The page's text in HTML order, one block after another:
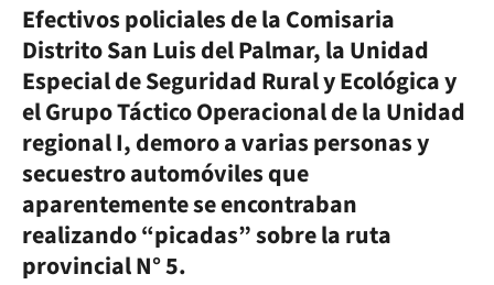
Efectivos policiales de la Comisaria
Distrito San Luis del Palmar, la Unidad
Especial de Seguridad Rural y Ecológica y
el Grupo Táctico Operacional de la Unidad
regional I, demoro a varias personas y
secuestro automóviles que
aparentemente se encontraban
realizando “picadas” sobre la ruta
provincial N° 5.